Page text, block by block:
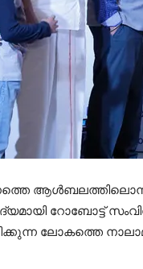
റോബോട്ട്
ലോകത്തെ